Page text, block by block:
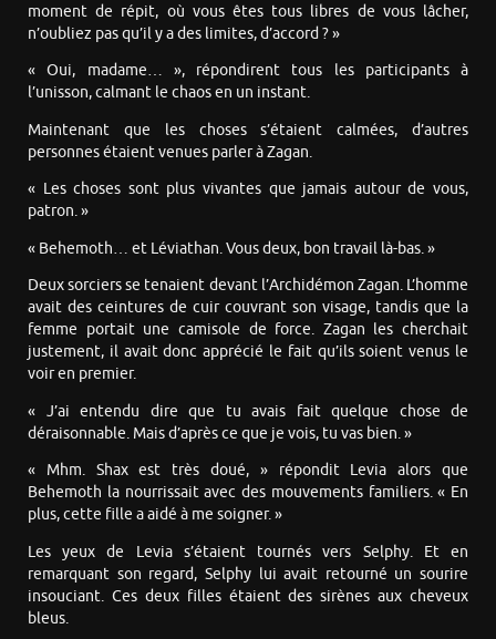
moment de répit, où vous êtes tous libres de vous lâcher,
n’oubliez pas qu’il y a des limites, d’accord ? »
« Oui, madame… », répondirent tous les participants à
l’unisson, calmant le chaos en un instant.
Maintenant que les choses s’étaient calmées, d’autres
personnes étaient venues parler à Zagan.
« Les choses sont plus vivantes que jamais autour de vous,
patron. »
« Behemoth… et Léviathan. Vous deux, bon travail là-bas. »
Deux sorciers se tenaient devant l’Archidémon Zagan. L’homme
avait des ceintures de cuir couvrant son visage, tandis que la
femme portait une camisole de force. Zagan les cherchait
justement, il avait donc apprécié le fait qu’ils soient venus le
voir en premier.
« J’ai entendu dire que tu avais fait quelque chose de
déraisonnable. Mais d’après ce que je vois, tu vas bien. »
« Mhm. Shax est très doué, » répondit Levia alors que
Behemoth la nourrissait avec des mouvements familiers. « En
plus, cette fille a aidé à me soigner. »
Les yeux de Levia s’étaient tournés vers Selphy. Et en
remarquant son regard, Selphy lui avait retourné un sourire
insouciant. Ces deux filles étaient des sirènes aux cheveux
bleus.